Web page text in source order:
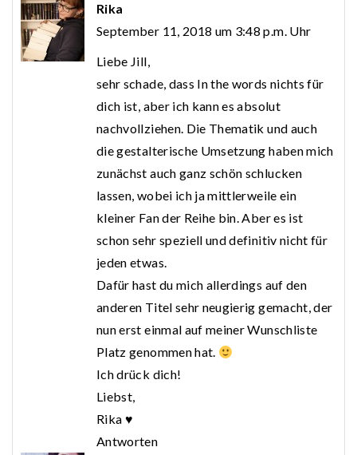
Rika
September 11, 2018 um 3:48 p.m. Uhr
Liebe Jill,
sehr schade, dass In the words nichts für
dich ist, aber ich kann es absolut
nachvollziehen. Die Thematik und auch
die gestalterische Umsetzung haben mich
zunächst auch ganz schön schlucken
lassen, wobei ich ja mittlerweile ein
kleiner Fan der Reihe bin. Aber es ist
schon sehr speziell und definitiv nicht für
jeden etwas.
Dafür hast du mich allerdings auf den
anderen Titel sehr neugierig gemacht, der
nun erst einmal auf meiner Wunschliste
Platz genommen hat.
Ich drück dich!
Liebst,
Rika ♥
Antworten